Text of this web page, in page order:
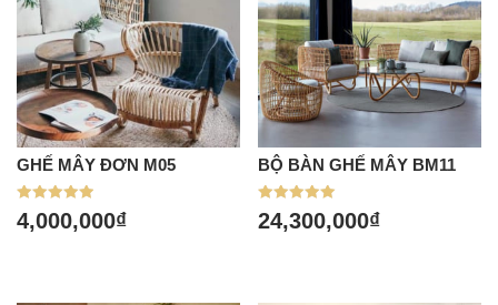
GHẾ MÂY ĐƠN M05
Được xếp
hạng
4,000,000₫
BỘ BÀN GHẾ MÂY BM11
Được xếp
hạng
24,300,000₫